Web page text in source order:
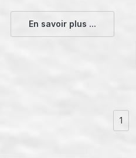
En savoir plus ...
1